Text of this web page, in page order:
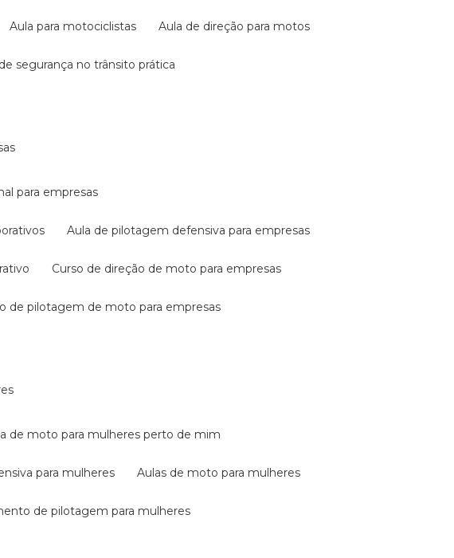
aula para motociclistas aula de direção para motos
de segurança no trânsito prática
para empresas
aula de pilotagem defensiva para empresas
curso de direção de moto para empresas
de pilotagem de moto para empresas
de moto para mulheres perto de mim
para mulheres aulas de moto para mulheres
de pilotagem para mulheres